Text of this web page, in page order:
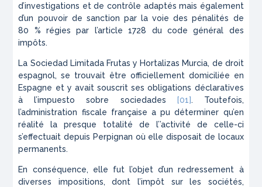
d’investigations et de contrôle adaptés mais également
d’un pouvoir de sanction par la voie des pénalités de
80 % régies par l’article 1728 du code général des
impôts.
La Sociedad Limitada Frutas y Hortalizas Murcia, de droit
espagnol, se trouvait être officiellement domiciliée en
Espagne et y avait souscrit ses obligations déclaratives
à l’impuesto sobre sociedades [01]. Toutefois,
l’administration fiscale française a pu déterminer qu’en
réalité la presque totalité de l’’activité de celle-ci
s’effectuait depuis Perpignan où elle disposait de locaux
permanents.
En conséquence, elle fut l’objet d’un redressement à
diverses impositions, dont l’impôt sur les sociétés,